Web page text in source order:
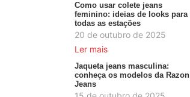
Como usar colete jeans
feminino: ideias de looks para
todas as estações
20 de outubro de 2025
Ler mais
Jaqueta jeans masculina:
conheça os modelos da Razon
Jeans